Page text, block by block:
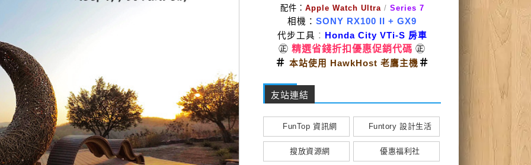
配件： Apple Watch Ultra / Series 7
相機： SONY RX100 II
+ GX9
代步工具 ： Honda City VTi-S 房車
㊣ 精選省錢折扣優惠促銷代碼 ㊣
＃ 本站使用 HawkHost 老鷹主機＃
友站連結
FunTop 資訊網 Funtory 設計生活
搜放資源網 優惠福利社